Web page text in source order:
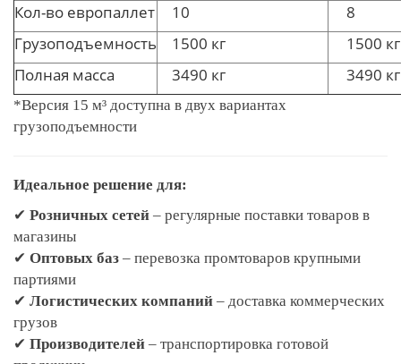
Кол-во европаллет
10
8
Грузоподъемность 1500 кг
1500 кг
Полная масса
3490 кг 3490 кг
*Версия 15 м³ доступна в двух вариантах
грузоподъемности
Идеальное решение для:
✔ Розничных сетей – регулярные поставки товаров в
магазины
✔ Оптовых баз – перевозка промтоваров крупными
партиями
✔ Логистических компаний – доставка коммерческих
грузов
✔ Производителей – транспортировка готовой